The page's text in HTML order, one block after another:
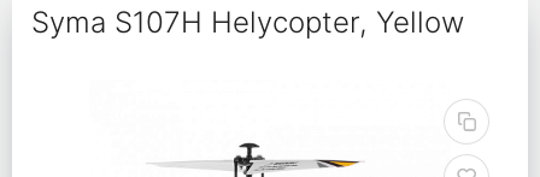
Syma S107H Helycopter, Yellow